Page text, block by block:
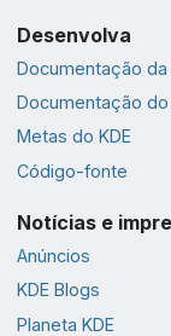
Desenvolva
Documentação da
Documentação do
Metas do KDE
Código-fonte
Notícias e
Anúncios
KDE Blogs
Planeta KDE